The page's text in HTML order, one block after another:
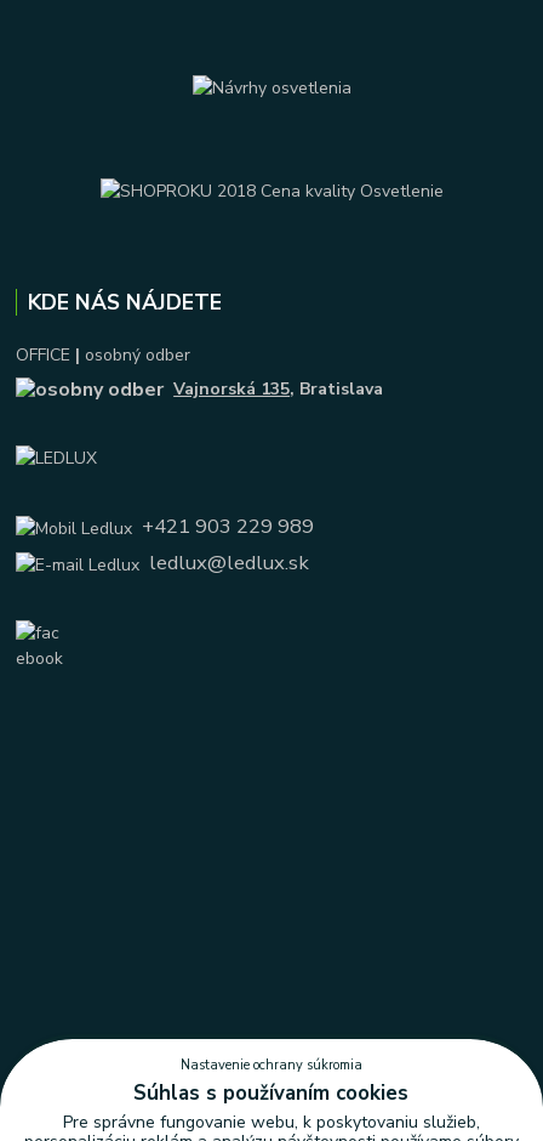
KDE NÁS NÁJDETE
OFFICE | osobný odber
Vajnorská 135, Bratislava
+421 903 229 989
ledlux@ledlux.sk
Nastavenie ochrany súkromia
Súhlas s používaním cookies
Pre správne fungovanie webu, k poskytovaniu služieb,